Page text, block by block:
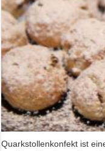
Quarkstollenkonfekt ist